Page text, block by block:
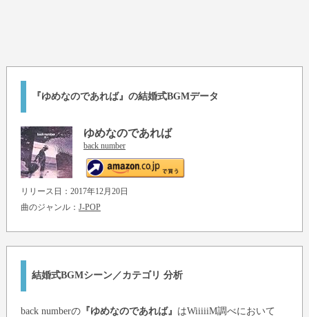
『ゆめなのであれば』の結婚式BGMデータ
ゆめなのであれば
back number
リリース日：2017年12月20日
曲のジャンル： J-POP
結婚式BGMシーン／カテゴリ 分析
back numberの『ゆめなのであれば』 はWiiiiiM調べにおいて